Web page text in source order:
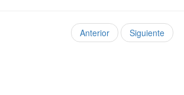
Anterior Siguiente